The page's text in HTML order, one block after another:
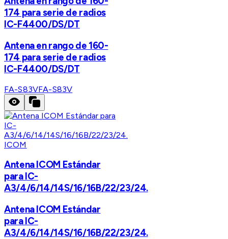
174 para serie de radios
IC-F4400/DS/DT
Antena en rango de 160-
174 para serie de radios
IC-F4400/DS/DT
FA-S83VFA-S83V
ICOM
Antena ICOM Estándar
para IC-
A3/4/6/14/14S/16/16B/22/23/24.
Antena ICOM Estándar
para IC-
A3/4/6/14/14S/16/16B/22/23/24.